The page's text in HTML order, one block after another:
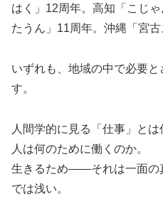
はく」12周年。高知「こじ
たうん」11周年。沖縄「宮
いずれも、地域の中で必要
す。
人間学的に見る「仕事」とは
人は何のために働くのか。
生きるため――それは一面の
では浅い。